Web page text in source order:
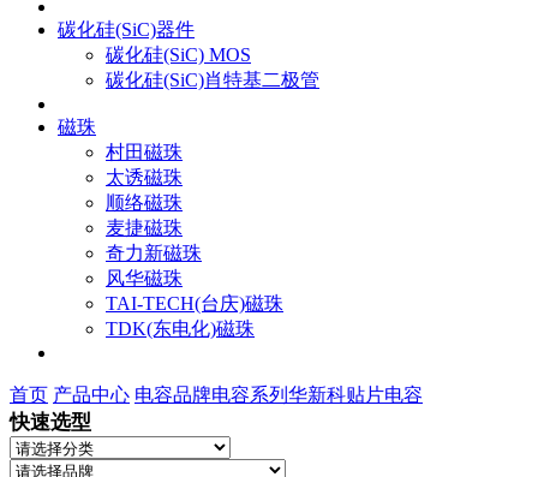
碳化硅(SiC)器件
碳化硅(SiC) MOS
碳化硅(SiC)肖特基二极管
磁珠
村田磁珠
太诱磁珠
顺络磁珠
麦捷磁珠
奇力新磁珠
风华磁珠
TAI-TECH(台庆)磁珠
TDK(东电化)磁珠
首页 产品中心 电容品牌电容系列 华新科贴片电容
快速选型